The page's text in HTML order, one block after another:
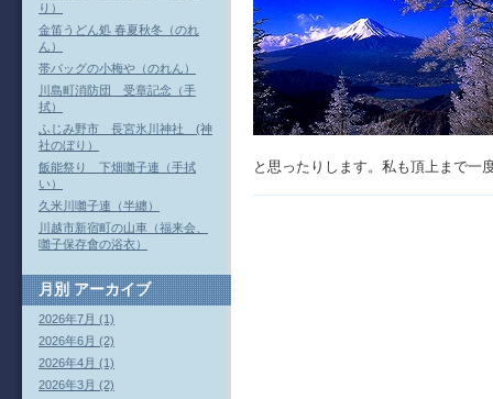
と思ったりします。私も頂上まで一
り）
金笛うどん処 春夏秋冬（のれ
ん）
帯バッグの小梅や（のれん）
川島町消防団 受章記念（手
拭）
ふじみ野市 長宮氷川神社 (神
社のぼり）
飯能祭り 下畑囃子連（手拭
い）
久米川囃子連（半纏）
川越市新宿町の山車（福来会、
囃子保存會の浴衣）
月別アーカイブ
2026年7月 (1)
2026年6月 (2)
2026年4月 (1)
2026年3月 (2)